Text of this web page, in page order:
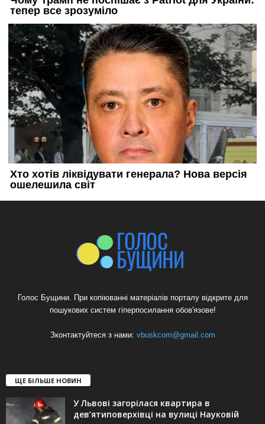
Голос Бущини. При копіюванні матеріалів порталу відкрите для
пошукових систем гіперпосилання обов'язове!
Зконтактуйтеся з нами: vbuskcom@gmail.com
ЩЕ БІЛЬШЕ НОВИН
У Львові загорілася квартира в
дев’ятиповерхівці на вулиці Науковій